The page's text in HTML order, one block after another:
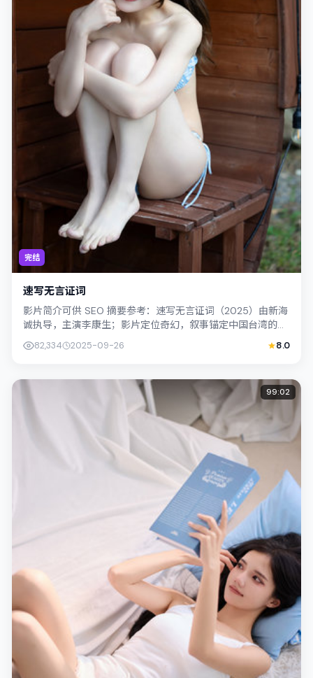
完结
速写无言证词
影片简介可供 SEO 摘要参考：速写无言证词（2025）由新海
诚执导，主演李康生；影片定位奇幻，叙事锚定中国台湾的社
会议题与个体命运，镜头克制而...
82,334 2025-09-26 8.0
99:02